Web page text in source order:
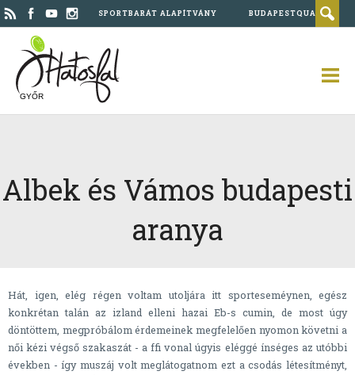
SPORTBARÁT ALAPÍTVÁNY BUDAPESTQUAD
GYŐR
Albek és Vámos budapesti
aranya
Hát, igen, elég régen voltam utoljára itt sporteseméynen, egész
konkrétan talán az izland elleni hazai Eb-s cumin, de most úgy
döntöttem, megpróbálom érdemeinek megfelelően nyomon követni a
női kézi végső szakaszát - a ffi vonal úgyis eléggé ínséges az utóbbi
években - így muszáj volt meglátogatnom ezt a csodás létesítményt,